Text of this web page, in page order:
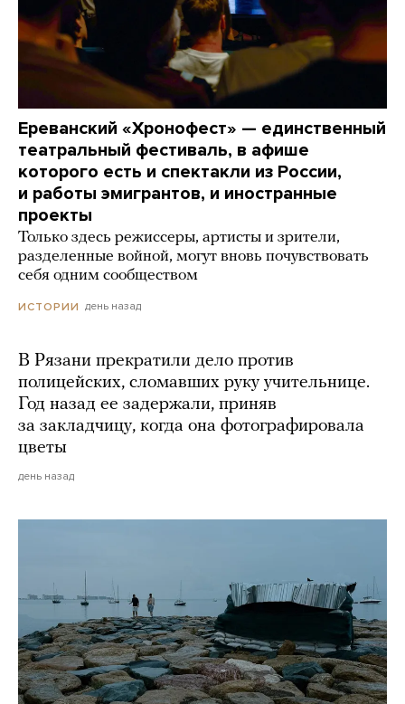
Ереванский «Хронофест» — единственный
театральный фестиваль, в афише
которого есть и спектакли из России,
и работы эмигрантов, и иностранные
проекты
Только здесь режиссеры, артисты и зрители,
разделенные войной, могут вновь почувствовать
себя одним сообществом
ИСТОРИИ день назад
В Рязани прекратили дело против
полицейских, сломавших руку учительнице.
Год назад ее задержали, приняв
за закладчицу, когда она фотографировала
цветы
день назад